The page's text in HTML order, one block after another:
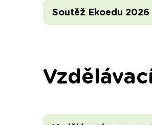
Soutěž Ekoedu 2026